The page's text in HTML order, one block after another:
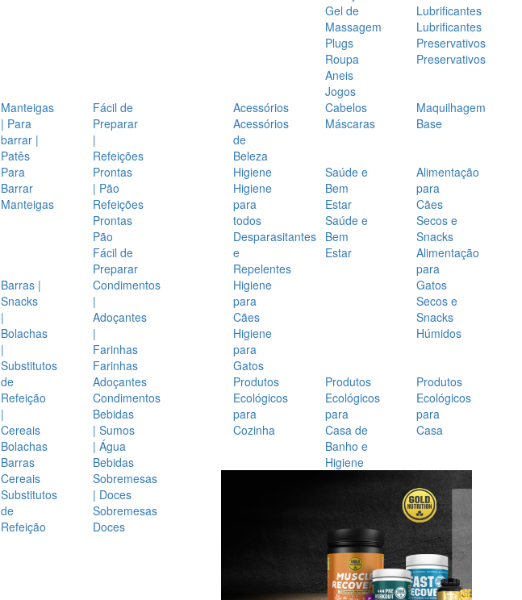
Gel de
Massagem
Plugs
Roupa
Aneis
Jogos
Lubrificantes
Lubrificantes
Preservativos
Preservativos
Manteigas
| Para
barrar |
Patês
Para
Barrar
Manteigas
Fácil de
Preparar
|
Refeições
Prontas
| Pão
Refeições
Prontas
Pão
Fácil de
Preparar
Barras |
Snacks
|
Bolachas
|
Substitutos
de
Refeição
|
Cereais
Bolachas
Barras
Cereais
Substitutos
de
Refeição
Condimentos
|
Adoçantes
|
Farinhas
Farinhas
Adoçantes
Condimentos
Bebidas
| Sumos
| Água
Bebidas
Sobremesas
| Doces
Sobremesas
Doces
Acessórios
Acessórios
de
Beleza
Cabelos
Máscaras
Maquilhagem
Base
Higiene
Higiene
para
todos
Desparasitantes
e
Repelentes
Higiene
para
Cães
Higiene
para
Gatos
Saúde e
Bem
Estar
Saúde e
Bem
Estar
Alimentação
para
Cães
Secos e
Snacks
Alimentação
para
Gatos
Secos e
Snacks
Húmidos
Produtos
Ecológicos
para
Cozinha
Produtos
Ecológicos
para
Casa de
Banho e
Higiene
Produtos
Ecológicos
para
Casa